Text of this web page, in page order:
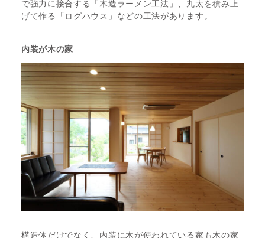
で強力に接合する「木造ラーメン工法」、丸太を積み上
げて作る「ログハウス」などの工法があります。
内装が木の家
構造体だけでなく、内装に木が使われている家も木の家